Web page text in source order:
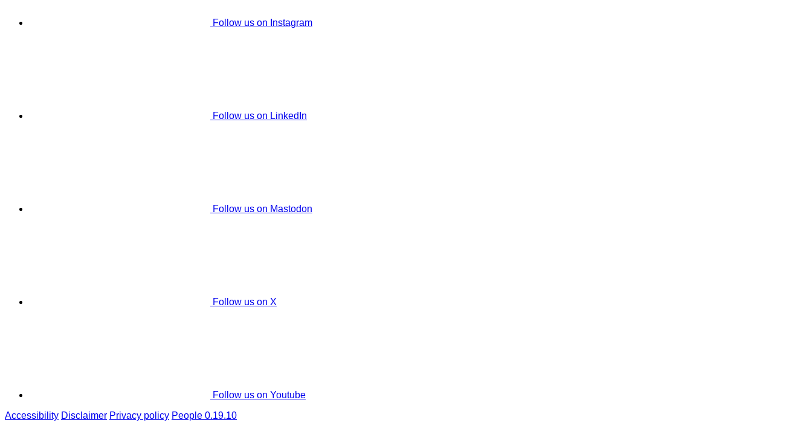
Follow us on Instagram
Follow us on LinkedIn
Follow us on Mastodon
Follow us on X
Follow us on Youtube
Accessibility Disclaimer Privacy policy People 0.19.10